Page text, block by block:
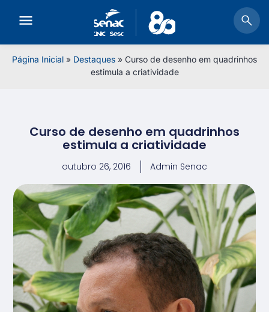
Página Inicial » Destaques » Curso de desenho em quadrinhos
estimula a criatividade
Curso de desenho em quadrinhos
estimula a criatividade
outubro 26, 2016 Admin Senac